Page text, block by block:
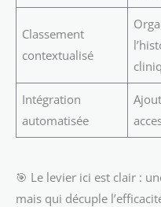
Classement
contextualisé
Intégration
automatisée
🎯 Le levier ici est clair :
mais qui décuple